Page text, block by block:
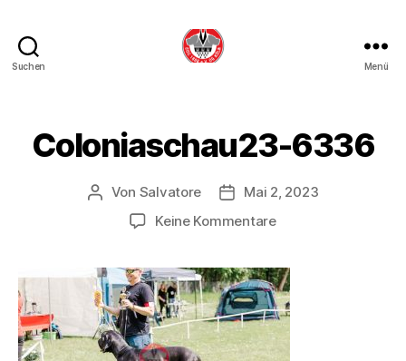
Suchen Menü
Coloniaschau23-6336
Beitragsautor
Von Salvatore Beitragsdatum
Mai 2, 2023
Keine Kommentarezu